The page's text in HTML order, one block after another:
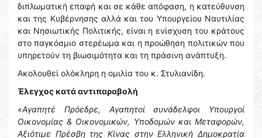
διπλωματική επαφή και σε κάθε απόφαση, η κατεύθυνση
και της Κυβέρνησης αλλά και του Υπουργείου Ναυτιλίας
και Νησιωτικής Πολιτικής, είναι η ενίσχυση του κράτους
στο παγκόσμιο στερέωμα και η προώθηση πολιτικών που
υπηρετούν τη βιωσιμότητα και τη πράσινη ανάπτυξη.
Ακολουθεί ολόκληρη η ομιλία του κ. Στυλιανίδη.
Έλεγχος κατά αντιπαραβολή
«Αγαπητέ Πρόεδρε,
Αγαπητοί συνάδελφοι Υπουργοί
Οικονομίας & Οικονομικών, Υποδομών και Μεταφορών,
Αξιότιμε Πρέσβη της Κίνας στην Ελληνική Δημοκρατία